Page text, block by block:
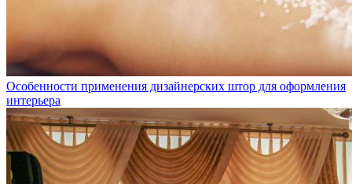
Особенности применения дизайнерских штор для оформления
интерьера